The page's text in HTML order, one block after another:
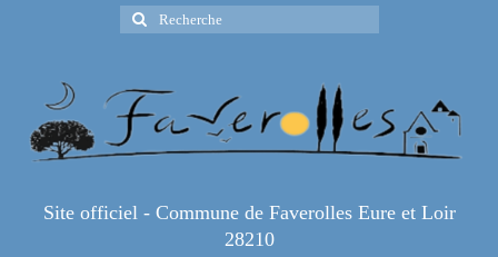
Rechercher
:
Site officiel - Commune de Faverolles Eure et Loir
28210